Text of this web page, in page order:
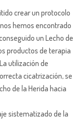
crear un protocolo
hemos encontrado
un Lecho de
productos de terapia
utilización de
cicatrización, se
de la Herida hacia
sistematizado de la